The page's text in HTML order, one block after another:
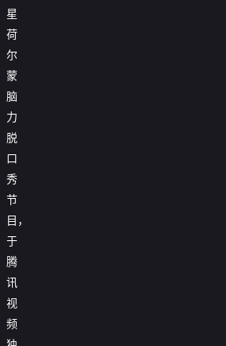
星
荷
尔
蒙
脑
力
脱
口
秀
节
目，
于
腾
讯
视
频